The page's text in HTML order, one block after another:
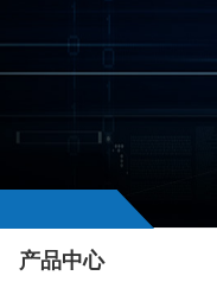
产品中心